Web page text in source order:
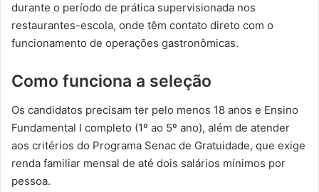
durante o período de prática supervisionada nos
restaurantes-escola, onde têm contato direto com o
funcionamento de operações gastronômicas.
Como funciona a seleção
Os candidatos precisam ter pelo menos 18 anos e Ensino
Fundamental I completo (1º ao 5º ano), além de atender
aos critérios do Programa Senac de Gratuidade, que exige
renda familiar mensal de até dois salários mínimos por
pessoa.